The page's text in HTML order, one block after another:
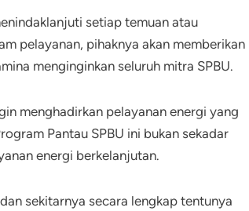
setiap temuan atau
pelayanan, pihaknya akan memberikan
menginginkan seluruh mitra SPBU.
menghadirkan pelayanan energi yang
Pantau SPBU ini bukan sekadar
energi berkelanjutan.
sekitarnya secara lengkap tentunya